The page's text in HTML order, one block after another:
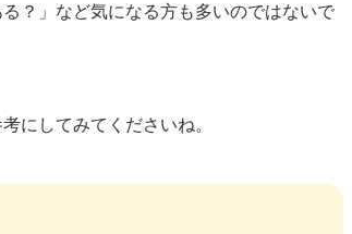
？」など気になる方も多いのではないで
にしてみてくださいね。